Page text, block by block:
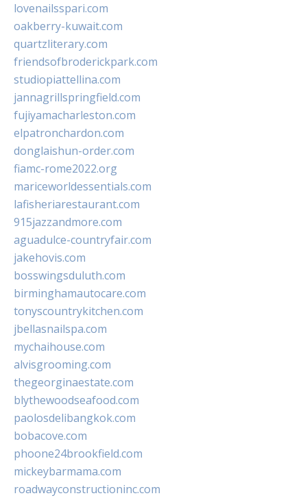
lovenailsspari.com
oakberry-kuwait.com
quartzliterary.com
friendsofbroderickpark.com
studiopiattellina.com
jannagrillspringfield.com
fujiyamacharleston.com
elpatronchardon.com
donglaishun-order.com
fiamc-rome2022.org
mariceworldessentials.com
lafisheriarestaurant.com
915jazzandmore.com
aguadulce-countryfair.com
jakehovis.com
bosswingsduluth.com
birminghamautocare.com
tonyscountrykitchen.com
jbellasnailspa.com
mychaihouse.com
alvisgrooming.com
thegeorginaestate.com
blythewoodseafood.com
paolosdelibangkok.com
bobacove.com
phoone24brookfield.com
mickeybarmama.com
roadwayconstructioninc.com